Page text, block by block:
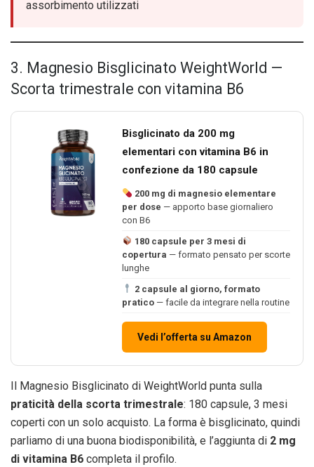
assorbimento utilizzati
3. Magnesio Bisglicinato WeightWorld —
Scorta trimestrale con vitamina B6
Bisglicinato da 200 mg
elementari con vitamina B6 in
confezione da 180 capsule
200 mg di magnesio elementare
per dose — apporto base giornaliero
con B6
180 capsule per 3 mesi di
copertura — formato pensato per scorte
lunghe
2 capsule al giorno, formato
pratico — facile da integrare nella routine
Vedi l’offerta su Amazon
Il Magnesio Bisglicinato di WeightWorld punta sulla
praticità della scorta trimestrale: 180 capsule, 3 mesi
coperti con un solo acquisto. La forma è bisglicinato, quindi
parliamo di una buona biodisponibilità, e l’aggiunta di 2 mg
di vitamina B6 completa il profilo.